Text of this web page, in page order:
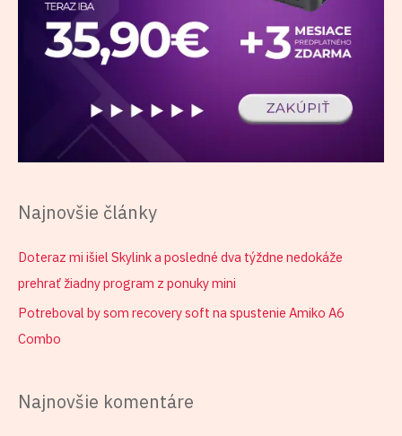
Najnovšie články
Doteraz mi išiel Skylink a posledné dva týždne nedokáže
prehrať žiadny program z ponuky mini
Potreboval by som recovery soft na spustenie Amiko A6
Combo
Najnovšie komentáre